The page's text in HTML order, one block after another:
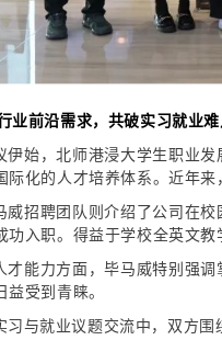
业前沿需求， 共破实习就业难
伊始，北师港浸大学生职业
际化的人才培养体系。近年
威招聘团队则介绍了公司在
功入职。得益于学校全英文
才能力方面，毕马威特别强
益受到青睐。
习与就业议题交流中，双方